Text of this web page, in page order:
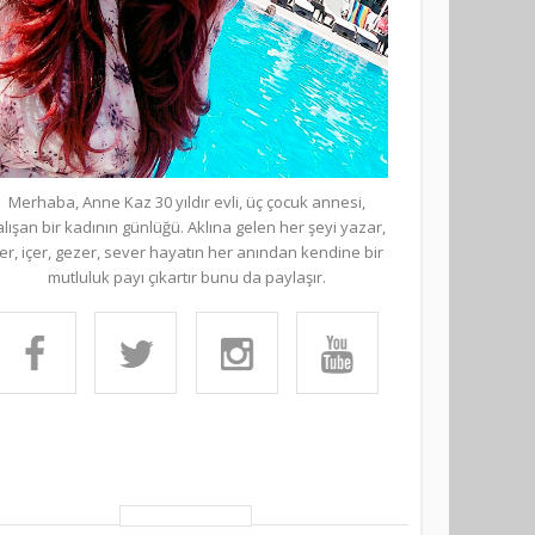
Merhaba, Anne Kaz 30 yıldır evli, üç çocuk annesi,
bir kadının günlüğü. Aklına gelen her şeyi yazar,
içer, gezer, sever hayatın her anından kendine bir
mutluluk payı çıkartır bunu da paylaşır.